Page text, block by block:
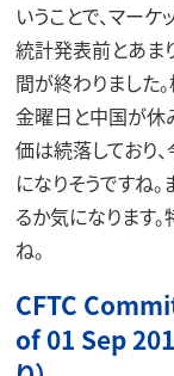
いうことで、マー
統計発表前とあま
間が終わりました
金曜日と中国が休
価は続落しており
になりそうですね
るか気になります
ね。
CFTC
of 01 Sep